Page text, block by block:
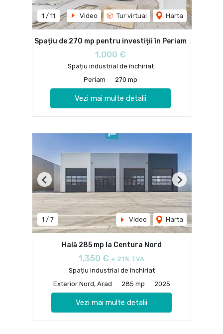
1 / 11 Video Tur virtual Harta
Spațiu de 270 mp pentru investiții în Periam
1,000 €
Spațiu industrial de închiriat
Periam
270 mp
Vezi mai multe detalii
1 / 7 Video Harta
Previous Next
Hală 285 mp la Centura Nord
1,350 € + 21% TVA
Spațiu industrial de închiriat
Exterior Nord, Arad
285 mp 2025
Vezi mai multe detalii